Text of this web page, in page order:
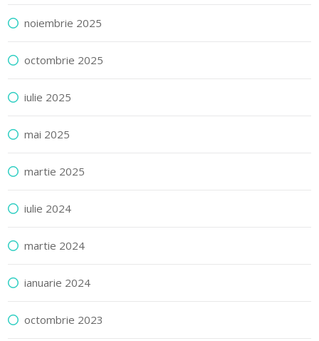
noiembrie 2025
octombrie 2025
iulie 2025
mai 2025
martie 2025
iulie 2024
martie 2024
ianuarie 2024
octombrie 2023